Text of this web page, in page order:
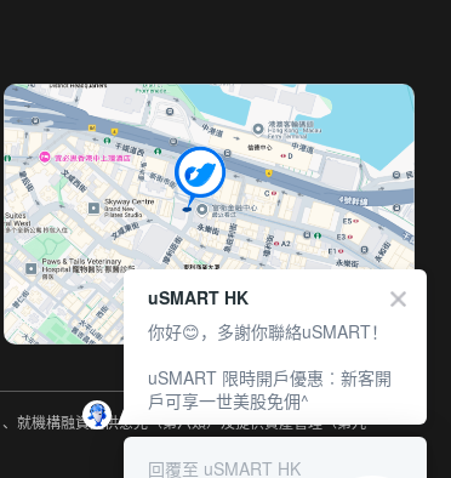
就機構融資提供意見（第六類）及提供資產管理（第九
uSMART HK
你好😊，多謝你聯絡uSMART！
uSMART 限時開戶優惠︰新客開
戶可享一世美股免佣^
回覆至 uSMART HK